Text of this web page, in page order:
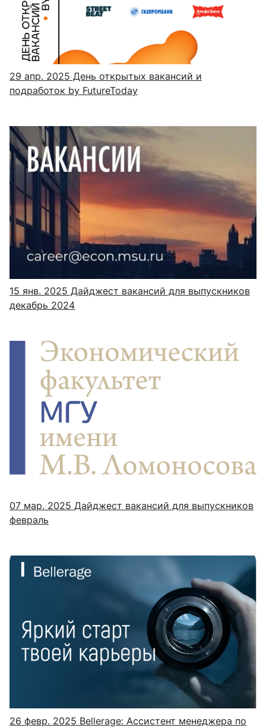
29 апр. 2025 День открытых вакансий и
подработок by FutureToday
15 янв. 2025 Дайджест вакансий для выпускников
декабрь 2024
07 мар. 2025 Дайджест вакансий для выпускников
февраль
26 февр. 2025 Bellerage: Ассистент менеджера по